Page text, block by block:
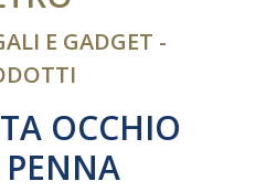
E GADGET -
OCCHIO